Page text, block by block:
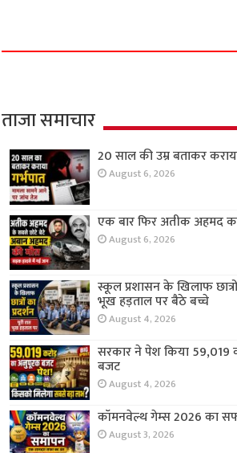
ताजा समाचार
20 साल की उम्र बताकर
August 6, 2026
एक बार फिर अतीक अहमद का
August 6, 2026
स्कूल प्रशासन के खिलाफ छात्रों
भूख हड़ताल पर बैठे बच्चे
August 4, 2026
सरकार ने पेश किया
बजट
August 4, 2026
कॉमनवेल्थ गेम्स 2026 का
August 3, 2026